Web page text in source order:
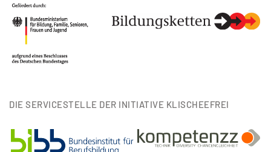
DIE SERVICESTELLE DER INITIATIVE KLISCHEEFREI